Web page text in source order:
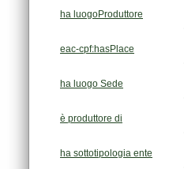
ha luogoProduttore
eac-cpf:hasPlace
ha luogo Sede
è produttore di
ha sottotipologia ente